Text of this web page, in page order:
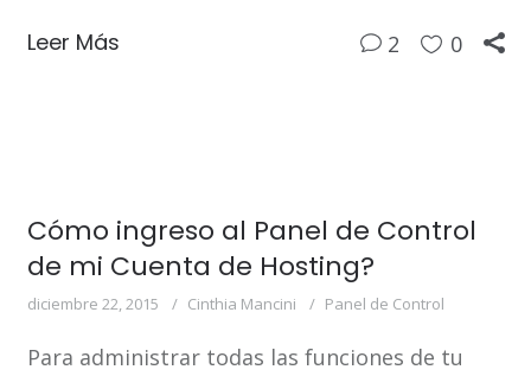
Leer Más 2 0
Cómo ingreso al Panel de Control
de mi Cuenta de Hosting?
diciembre 22, 2015 Cinthia Mancini Panel de Control
Para administrar todas las funciones de tu